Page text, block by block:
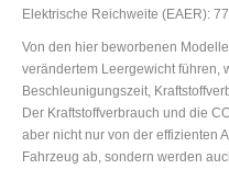
Elektrische Reichweite (EAER):
Von den hier beworbenen
verändertem Leergewicht führen,
Beschleunigungszeit,
Der Kraftstoffverbrauch und die
aber nicht nur von der effizienten
Fahrzeug ab, sondern werden